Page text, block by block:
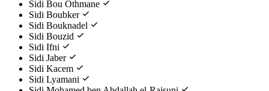
Sidi Bou Othmane
Sidi Boubker
Sidi Bouknadel
Sidi Bouzid
Sidi Ifni
Sidi Jaber
Sidi Kacem
Sidi Lyamani